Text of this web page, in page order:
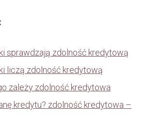
sprawdzają zdolność kredytową
liczą zdolność kredytową
zależy zdolność kredytowa
kredytu? zdolność kredytowa –